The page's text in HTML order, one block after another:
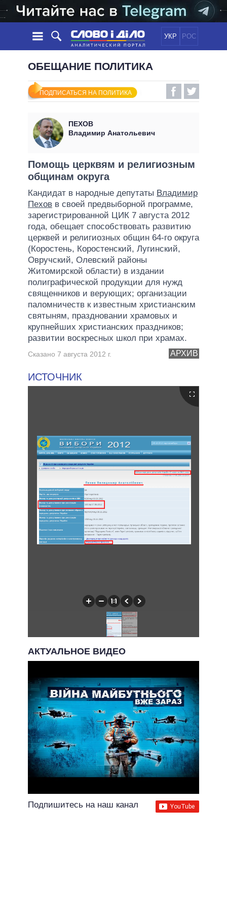
УКР РОС
НОВОСТИ
ЛЕНТА
СОБЫТИЯ
СТАТЬИ
МНЕНИЯ
ОБЗОРЫ
ДАЙДЖЕСТЫ
ПОЛИТИКА
ЭКОНОМИКА
МИР
ОБЕЩАНИЯ
ВСЕ ПОЛИТИКИ
ПРЕЗИДЕНТ И ОФИС
ВЕРХОВНАЯ РАДА
КАБИНЕТ МИНИСТРОВ
ГЛАВЫ ОБЛАДМИНИСТРАЦИЙ
МЭРЫ
ВСЕ ПЕРСОНЫ
ИНФОГРАФИКА
ПОДДЕРЖАТЬ
СРАВНЕНИЕ ПОЛИТИКОВ
ОБЕЩАНИЕ ПОЛИТИКА
ПОДПИСАТЬСЯ НА ПОЛИТИКА
ПЕХОВ
Владимир Анатольевич
Помощь церквям и религиозным
общинам округа
Кандидат в народные депутаты Владимир
Пехов в своей предвыборной программе,
зарегистрированной ЦИК 7 августа 2012
года, обещает способствовать развитию
церквей и религиозных общин 64-го округа
(Коростень, Коростенский, Лугинский,
Овручский, Олевский районы
Житомирской области) в издании
полиграфической продукции для нужд
священников и верующих; организации
паломничеств к известным христианским
святыням, праздновании храмовых и
крупнейших христианских праздников;
развитии воскресных школ при храмах.
АРХИВ
Сказано 7 августа 2012 г.
ИСТОЧНИК
АКТУАЛЬНОЕ ВИДЕО
Подпишитесь на наш канал